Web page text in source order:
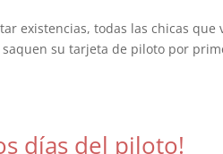
existencias, todas las chicas que
su tarjeta de piloto por
días del piloto!